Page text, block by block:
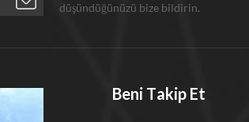
düşündüğünüzü bize bildirin.
Beni Takip Et